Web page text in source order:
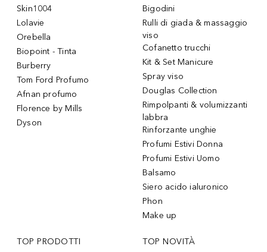
Skin1004
Lolavie
Orebella
Biopoint - Tinta
Burberry
Tom Ford Profumo
Afnan profumo
Florence by Mills
Dyson
Bigodini
Rulli di giada & massaggio
viso
Cofanetto trucchi
Kit & Set Manicure
Spray viso
Douglas Collection
Rimpolpanti & volumizzanti
labbra
Rinforzante unghie
Profumi Estivi Donna
Profumi Estivi Uomo
Balsamo
Siero acido ialuronico
Phon
Make up
TOP PRODOTTI TOP NOVITÀ